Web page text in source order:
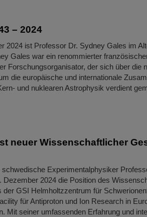
– 2024
2024 ist Professor Dr. Sydney Gales im
Gales war ein renommierter
Forschungsorganisator, der sich über die
die europäische und internationale
und nuklearen Astrophysik verdient
neuer Wissenschaftlicher
Experimentalphysiker
Dezember 2024 die Position des
der GSI Helmholtzzentrum für
für Antiproton und Ion Research in
Mit seiner umfassenden Erfahrung und